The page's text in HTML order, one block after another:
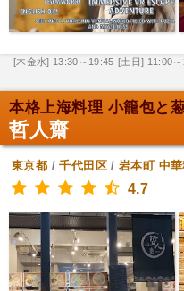
[木金水] 13:30～19:45 [土日] 11:00
本格上海料理 小籠包と葱
哲人齋
東京都 /千代田区/岩本町 中
4.7